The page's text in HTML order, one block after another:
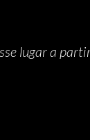
lugar a